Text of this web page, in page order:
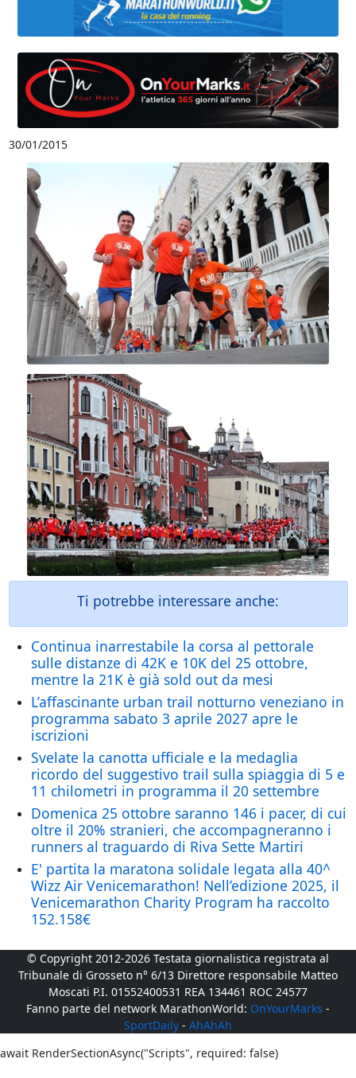
30/01/2015
Ti potrebbe interessare anche:
Continua inarrestabile la corsa al pettorale
sulle distanze di 42K e 10K del 25 ottobre,
mentre la 21K è già sold out da mesi
L’affascinante urban trail notturno veneziano in
programma sabato 3 aprile 2027 apre le
iscrizioni
Svelate la canotta ufficiale e la medaglia
ricordo del suggestivo trail sulla spiaggia di 5 e
11 chilometri in programma il 20 settembre
Domenica 25 ottobre saranno 146 i pacer, di cui
oltre il 20% stranieri, che accompagneranno i
runners al traguardo di Riva Sette Martiri
E' partita la maratona solidale legata alla 40^
Wizz Air Venicemarathon! Nell’edizione 2025, il
Venicemarathon Charity Program ha raccolto
152.158€
© Copyright 2012-2026 Testata giornalistica registrata al
Tribunale di Grosseto n° 6/13 Direttore responsabile Matteo
Moscati P.I. 01552400531 REA 134461 ROC 24577
Fanno parte del network MarathonWorld: OnYourMarks -
SportDaily - AhAhAh
await RenderSectionAsync("Scripts", required: false)